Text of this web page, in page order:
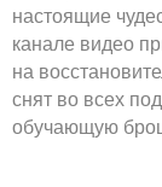
настоящие
канале видео
на
снят во всех
обучающую